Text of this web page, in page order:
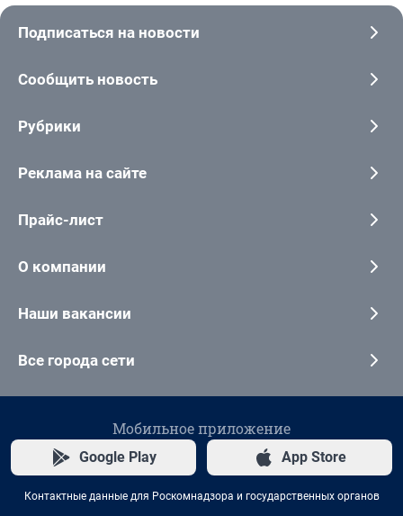
Подписаться на новости
Сообщить новость
Рубрики
Реклама на сайте
Прайс-лист
О компании
Наши вакансии
Все города сети
Мобильное приложение
Google Play App Store
Контактные данные для Роскомнадзора и государственных органов